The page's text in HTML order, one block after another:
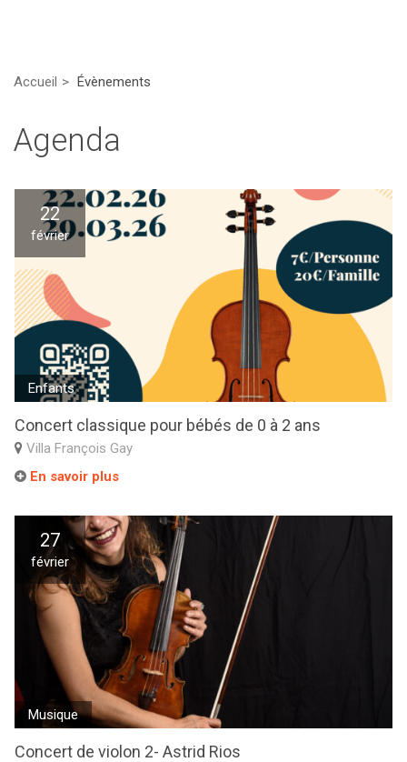
Accueil Évènements
Agenda
22
février
Enfants
Concert classique pour bébés de 0 à 2 ans
Villa François Gay
En savoir plus
27
février
Musique
Concert de violon 2- Astrid Rios